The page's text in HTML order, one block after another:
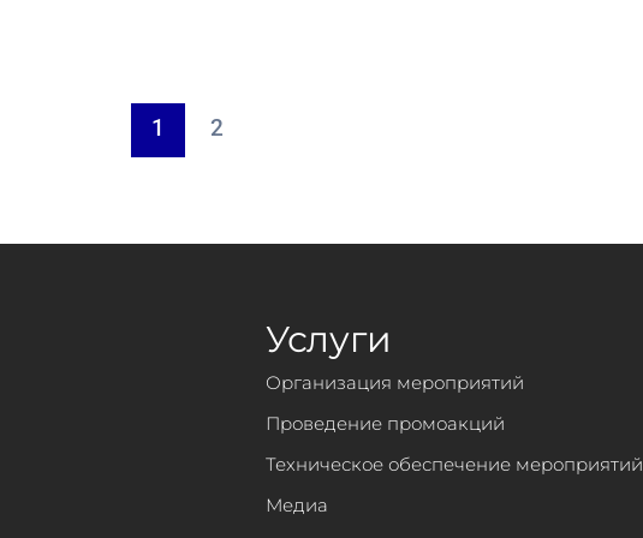
1 2
Услуги
Организация мероприятий
Проведение промоакций
Техническое обеспечение мероприятий
Медиа